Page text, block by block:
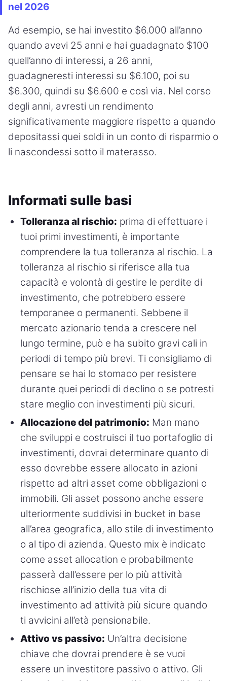
nel 2026
Ad esempio, se hai investito $6.000 all’anno
quando avevi 25 anni e hai guadagnato $100
quell’anno di interessi, a 26 anni,
guadagneresti interessi su $6.100, poi su
$6.300, quindi su $6.600 e così via. Nel corso
degli anni, avresti un rendimento
significativamente maggiore rispetto a quando
depositassi quei soldi in un conto di risparmio o
li nascondessi sotto il materasso.
Informati sulle basi
Tolleranza al rischio: prima di effettuare i
tuoi primi investimenti, è importante
comprendere la tua tolleranza al rischio. La
tolleranza al rischio si riferisce alla tua
capacità e volontà di gestire le perdite di
investimento, che potrebbero essere
temporanee o permanenti. Sebbene il
mercato azionario tenda a crescere nel
lungo termine, può e ha subito gravi cali in
periodi di tempo più brevi. Ti consigliamo di
pensare se hai lo stomaco per resistere
durante quei periodi di declino o se potresti
stare meglio con investimenti più sicuri.
Allocazione del patrimonio: Man mano
che sviluppi e costruisci il tuo portafoglio di
investimenti, dovrai determinare quanto di
esso dovrebbe essere allocato in azioni
rispetto ad altri asset come obbligazioni o
immobili. Gli asset possono anche essere
ulteriormente suddivisi in bucket in base
all’area geografica, allo stile di investimento
o al tipo di azienda. Questo mix è indicato
come asset allocation e probabilmente
passerà dall’essere per lo più attività
rischiose all’inizio della tua vita di
investimento ad attività più sicure quando
ti avvicini all’età pensionabile.
Attivo vs passivo: Un’altra decisione
chiave che dovrai prendere è se vuoi
essere un investitore passivo o attivo. Gli